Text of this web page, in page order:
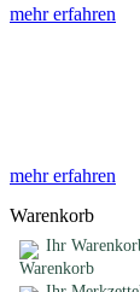
mehr erfahren
mehr erfahren
Warenkorb
Ihr